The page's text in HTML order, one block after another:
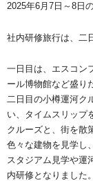
2025年6月7日～8日
社内研修旅行は、二
一日目は、エスコン
ール博物館など盛り
二日目の小樽運河ク
い、タイムスリップ
クルーズと、街を散
色々な建物を見学し
スタジアム見学や運
内研修となりました。